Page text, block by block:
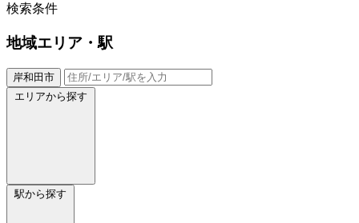
検索条件
地域エリア・駅
岸和田市
エリアから探す
駅から探す